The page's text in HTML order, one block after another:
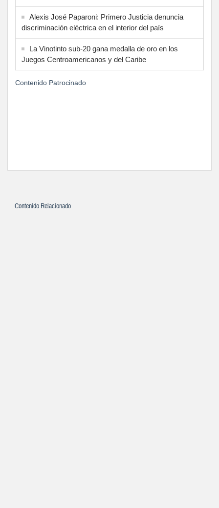
Alexis José Paparoni: Primero Justicia denuncia
discriminación eléctrica en el interior del país
La Vinotinto sub-20 gana medalla de oro en los
Juegos Centroamericanos y del Caribe
Contenido Patrocinado
Contenido Relacionado